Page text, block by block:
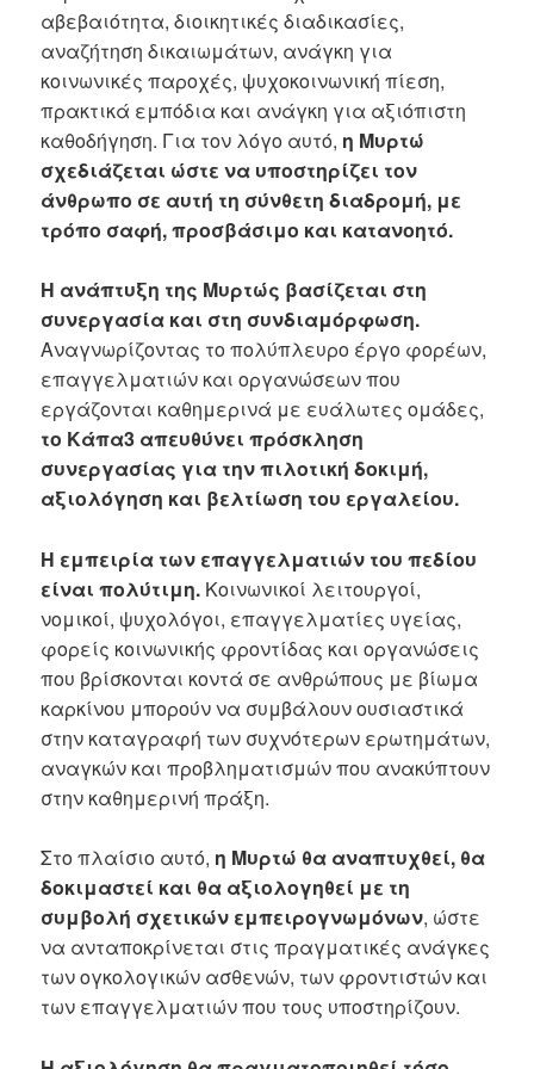
αβεβαιότητα, διοικητικές διαδικασίες,
αναζήτηση δικαιωμάτων, ανάγκη για
κοινωνικές παροχές, ψυχοκοινωνική πίεση,
πρακτικά εμπόδια και ανάγκη για αξιόπιστη
καθοδήγηση. Για τον λόγο αυτό, η Μυρτώ
σχεδιάζεται ώστε να υποστηρίζει τον
άνθρωπο σε αυτή τη σύνθετη διαδρομή, με
τρόπο σαφή, προσβάσιμο και κατανοητό.
Η ανάπτυξη της Μυρτώς βασίζεται στη
συνεργασία και στη συνδιαμόρφωση.
Αναγνωρίζοντας το πολύπλευρο έργο φορέων,
επαγγελματιών και οργανώσεων που
εργάζονται καθημερινά με ευάλωτες ομάδες,
το Κάπα3 απευθύνει πρόσκληση
συνεργασίας για την πιλοτική δοκιμή,
αξιολόγηση και βελτίωση του εργαλείου.
Η εμπειρία των επαγγελματιών του πεδίου
είναι πολύτιμη. Κοινωνικοί λειτουργοί,
νομικοί, ψυχολόγοι, επαγγελματίες υγείας,
φορείς κοινωνικής φροντίδας και οργανώσεις
που βρίσκονται κοντά σε ανθρώπους με βίωμα
καρκίνου μπορούν να συμβάλουν ουσιαστικά
στην καταγραφή των συχνότερων ερωτημάτων,
αναγκών και προβληματισμών που ανακύπτουν
στην καθημερινή πράξη.
Στο πλαίσιο αυτό, η Μυρτώ θα αναπτυχθεί, θα
δοκιμαστεί και θα αξιολογηθεί με τη
συμβολή σχετικών εμπειρογνωμόνων, ώστε
να ανταποκρίνεται στις πραγματικές ανάγκες
των ογκολογικών ασθενών, των φροντιστών και
των επαγγελματιών που τους υποστηρίζουν.